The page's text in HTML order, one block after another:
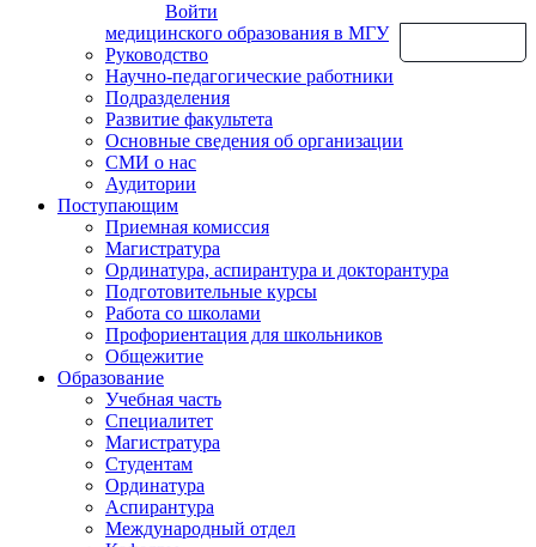
Войти
медицинского образования в МГУ
Руководство
Научно-педагогические работники
Подразделения
Развитие факультета
Основные сведения об организации
СМИ о нас
Аудитории
Поступающим
Приемная комиссия
Магистратура
Ординатура, аспирантура и докторантура
Подготовительные курсы
Работа со школами
Профориентация для школьников
Общежитие
Образование
Учебная часть
Специалитет
Магистратура
Студентам
Ординатура
Аспирантура
Международный отдел